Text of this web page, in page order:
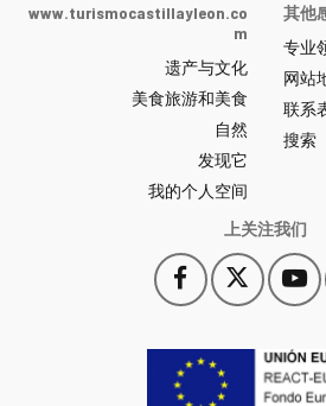
y
León
网
站
门
户
-
www.turismocastillayleon.co
m
遗产与文化
美食旅游和美食
自然
发现它
我的个人空间
其他
专业
网站
联系
搜索
上关注我们
Facebook
此
链
会
打
此
链
此
链
会
打